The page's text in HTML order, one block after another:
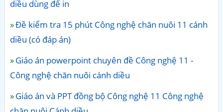
diều dùng để in
Đề kiểm tra 15 phút Công nghệ chăn nuôi 11 cánh
diều (có đáp án)
Giáo án powerpoint chuyên đề Công nghệ 11 -
Công nghệ chăn nuôi cánh diều
Giáo án và PPT đồng bộ Công nghệ 11 Công nghệ